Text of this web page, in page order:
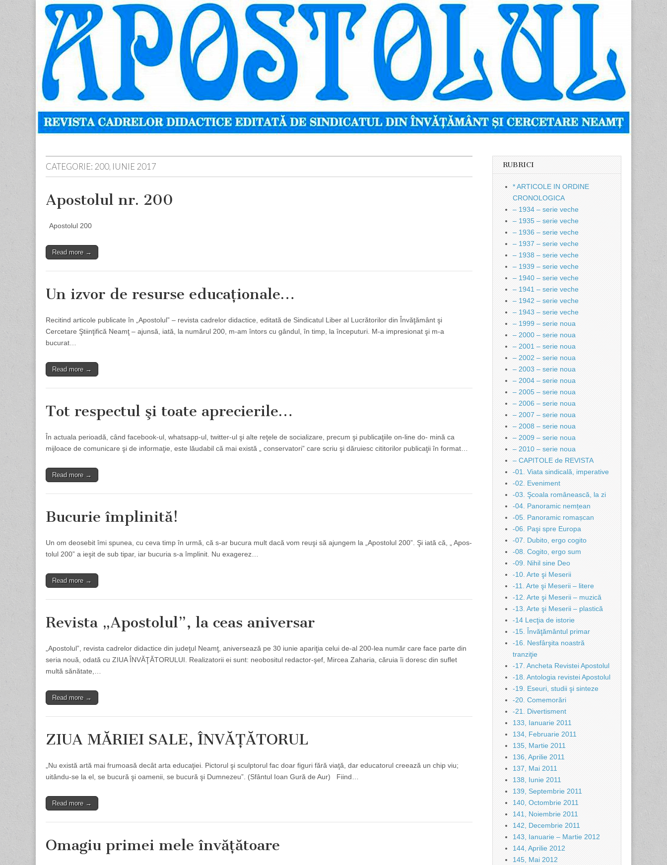
Apostolul
Revista
cadrelor
didactice
din
judetul
Neamt
menu
content
CATEGORIE: 200, IUNIE 2017
Apostolul nr. 200
Apostolul 200
Read more →
Un izvor de resurse educaţionale…
Recitind articole publicate în „Apostolul” – revista cadrelor didactice, editată de Sindicatul Liber al Lucrătorilor din Învăţământ şi
Cercetare Ştiinţifică Neamţ – ajunsă, iată, la numărul 200, m-am întors cu gândul, în timp, la începuturi. M-a impresionat şi m-a
bucurat…
Read more →
Tot respectul şi toate aprecierile…
În actuala perioadă, când facebook-ul, whatsapp-ul, twitter-ul şi alte reţele de socializare, precum şi publicaţiile on-line do­- mină ca
mijloace de comunicare şi de informaţie, este lăudabil că mai există „ conservatori” care scriu şi dăruiesc cititorilor publicaţii în format…
Read more →
Bucurie împlinită!
Un om deosebit îmi spunea, cu ceva timp în urmă, că s-ar bucura mult dacă vom reuşi să ajungem la „Apostolul 200”. Şi iată că, „ Apos­-
tolul 200” a ieşit de sub tipar, iar bucuria s-a împlinit. Nu exagerez…
Read more →
Revista „Apostolul”, la ceas aniversar
„Apostolul”, revista cadrelor didactice din judeţul Neamţ, aniversează pe 30 iunie apariţia celui de-al 200-lea număr care face parte din
seria nouă, odată cu ZIUA ÎNVĂŢĂTORULUI. Realizatorii ei sunt: neobositul redactor-şef, Mircea Zaharia, căruia îi doresc din suflet
multă sănătate,…
Read more →
ZIUA MĂRIEI SALE, ÎNVĂŢĂTORUL
„Nu există artă mai frumoasă decât arta educaţiei. Pictorul şi sculptorul fac doar figuri fără viaţă, dar educatorul creează un chip viu;
uitându-se la el, se bucură şi oamenii, se bucură şi Dumnezeu”. (Sfântul Ioan Gură de Aur) Fiind…
Read more →
Omagiu primei mele învăţătoare
RUBRICI
* ARTICOLE IN ORDINE
CRONOLOGICA
– 1934 – serie veche
– 1935 – serie veche
– 1936 – serie veche
– 1937 – serie veche
– 1938 – serie veche
– 1939 – serie veche
– 1940 – serie veche
– 1941 – serie veche
– 1942 – serie veche
– 1943 – serie veche
– 1999 – serie noua
– 2000 – serie noua
– 2001 – serie noua
– 2002 – serie noua
– 2003 – serie noua
– 2004 – serie noua
– 2005 – serie noua
– 2006 – serie noua
– 2007 – serie noua
– 2008 – serie noua
– 2009 – serie noua
– 2010 – serie noua
– CAPITOLE de REVISTA
-01. Viata sindicală, imperative
-02. Eveniment
-03. Şcoala românească, la zi
-04. Panoramic nemțean
-05. Panoramic romașcan
-06. Paşi spre Europa
-07. Dubito, ergo cogito
-08. Cogito, ergo sum
-09. Nihil sine Deo
-10. Arte şi Meserii
-11. Arte şi Meserii – litere
-12. Arte şi Meserii – muzică
-13. Arte şi Meserii – plastică
-14 Lecţia de istorie
-15. Învăţământul primar
-16. Nesfârşita noastră
tranziţie
-17. Ancheta Revistei Apostolul
-18. Antologia revistei Apostolul
-19. Eseuri, studii şi sinteze
-20. Comemorări
-21. Divertisment
133, Ianuarie 2011
134, Februarie 2011
135, Martie 2011
136, Aprilie 2011
137, Mai 2011
138, Iunie 2011
139, Septembrie 2011
140, Octombrie 2011
141, Noiembrie 2011
142, Decembrie 2011
143, Ianuarie – Martie 2012
144, Aprilie 2012
145, Mai 2012